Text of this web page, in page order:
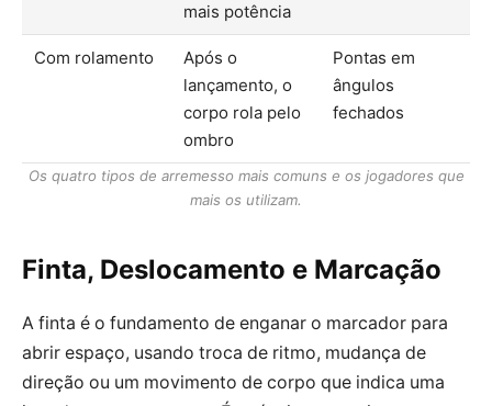
mais potência
Com rolamento
Após o
lançamento, o
corpo rola pelo
ombro
Pontas em
ângulos
fechados
Os quatro tipos de arremesso mais comuns e os jogadores que
mais os utilizam.
Finta, Deslocamento e Marcação
A finta é o fundamento de enganar o marcador para
abrir espaço, usando troca de ritmo, mudança de
direção ou um movimento de corpo que indica uma